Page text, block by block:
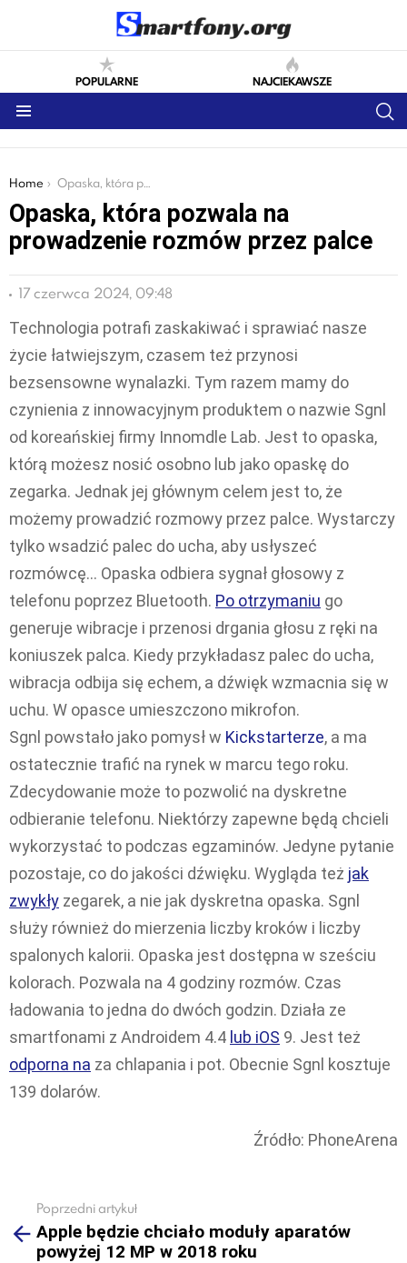
POPULARNE NAJCIEKAWSZE
You are here:
Home Opaska, która pozwala na prowadzenie rozmów przez palce
Opaska, która pozwala na
prowadzenie rozmów przez palce
17 czerwca 2024, 09:48
Technologia potrafi zaskakiwać i sprawiać nasze
życie łatwiejszym, czasem też przynosi
bezsensowne wynalazki. Tym razem mamy do
czynienia z innowacyjnym produktem o nazwie Sgnl
od koreańskiej firmy Innomdle Lab. Jest to opaska,
którą możesz nosić osobno lub jako opaskę do
zegarka. Jednak jej głównym celem jest to, że
możemy prowadzić rozmowy przez palce. Wystarczy
tylko wsadzić palec do ucha, aby usłyszeć
rozmówcę… Opaska odbiera sygnał głosowy z
telefonu poprzez Bluetooth. Po otrzymaniu go
generuje wibracje i przenosi drgania głosu z ręki na
koniuszek palca. Kiedy przykładasz palec do ucha,
wibracja odbija się echem, a dźwięk wzmacnia się w
uchu. W opasce umieszczono mikrofon.
Sgnl powstało jako pomysł w Kickstarterze, a ma
ostatecznie trafić na rynek w marcu tego roku.
Zdecydowanie może to pozwolić na dyskretne
odbieranie telefonu. Niektórzy zapewne będą chcieli
wykorzystać to podczas egzaminów. Jedyne pytanie
pozostaje, co do jakości dźwięku. Wygląda też jak
zwykły zegarek, a nie jak dyskretna opaska. Sgnl
służy również do mierzenia liczby kroków i liczby
spalonych kalorii. Opaska jest dostępna w sześciu
kolorach. Pozwala na 4 godziny rozmów. Czas
ładowania to jedna do dwóch godzin. Działa ze
smartfonami z Androidem 4.4 lub iOS 9. Jest też
odporna na za chlapania i pot. Obecnie Sgnl kosztuje
139 dolarów.
Źródło: PhoneArena
more
Poprzedni artykuł
Apple będzie chciało moduły aparatów
powyżej 12 MP w 2018 roku